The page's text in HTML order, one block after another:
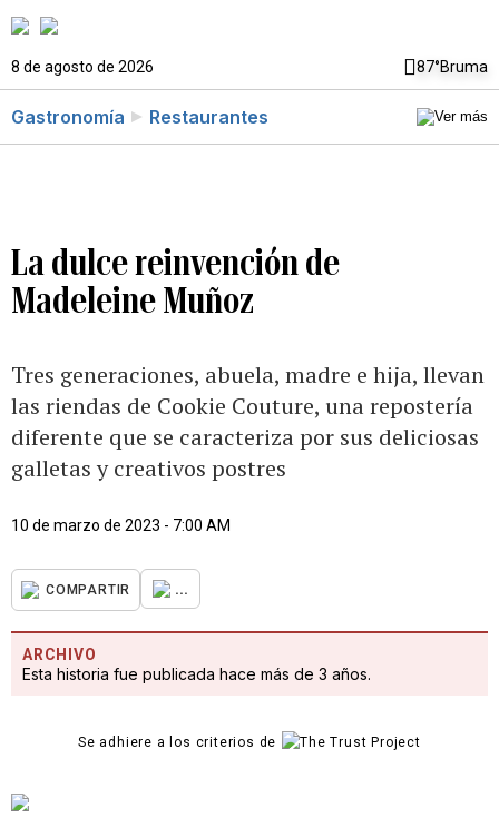
8 de agosto de 2026 87°Bruma
Gastronomía Restaurantes
La dulce reinvención de
Madeleine Muñoz
Tres generaciones, abuela, madre e hija, llevan
las riendas de Cookie Couture, una repostería
diferente que se caracteriza por sus deliciosas
galletas y creativos postres
10 de marzo de 2023 - 7:00 AM
COMPARTIR ...
ARCHIVO
Esta historia fue publicada hace más de 3 años.
Se adhiere a los criterios de